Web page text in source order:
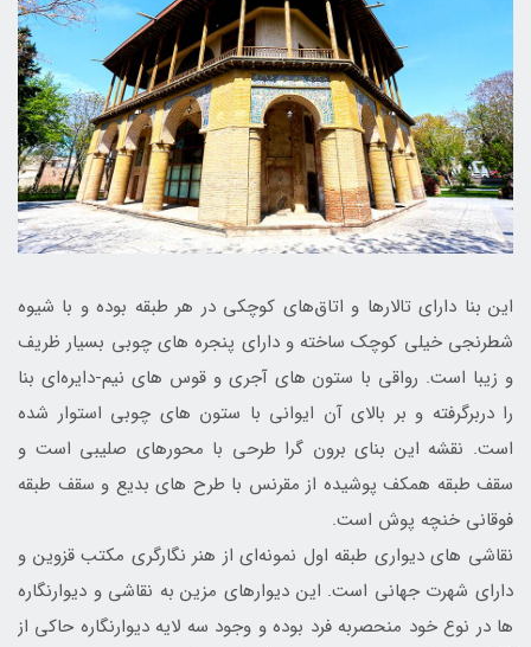
این بنا دارای تالارها و اتاق‌های کوچکی در هر طبقه بوده و با شیوه
شطرنجی خیلی کوچک ساخته و دارای پنجره ‌های چوبی بسیار ظریف
و زیبا است. رواقی با ستون های آجری و قوس های نیم-دایره‌ای بنا
را دربرگرفته و بر بالای آن ایوانی با ستون های چوبی استوار شده
است. نقشه این بنای برون‌ گرا طرحی با محورهای صلیبی است و
سقف طبقه همکف پوشیده از مقرنس با طرح‌ های بدیع و سقف طبقه
فوقانی خنچه پوش است.
نقاشی ‌های دیواری طبقه اول نمونه‌ای از هنر نگارگری مکتب قزوین و
دارای شهرت جهانی است. این دیوارهای مزین به نقاشی و دیوارنگاره‌
ها در نوع خود منحصر‌به ‌فرد بوده و وجود سه لایه دیوارنگاره حاکی از